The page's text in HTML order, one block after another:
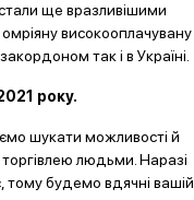
ще вразливішими
високооплачувану
так і в Україні.
року.
шукати можливості й
людьми. Наразі
тому будемо вдячні вашій